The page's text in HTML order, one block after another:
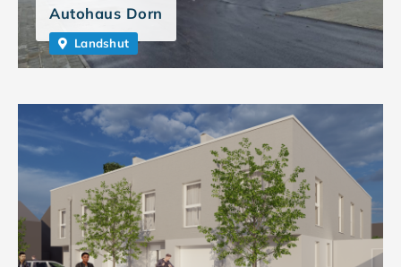
Autohaus Dorn
Landshut